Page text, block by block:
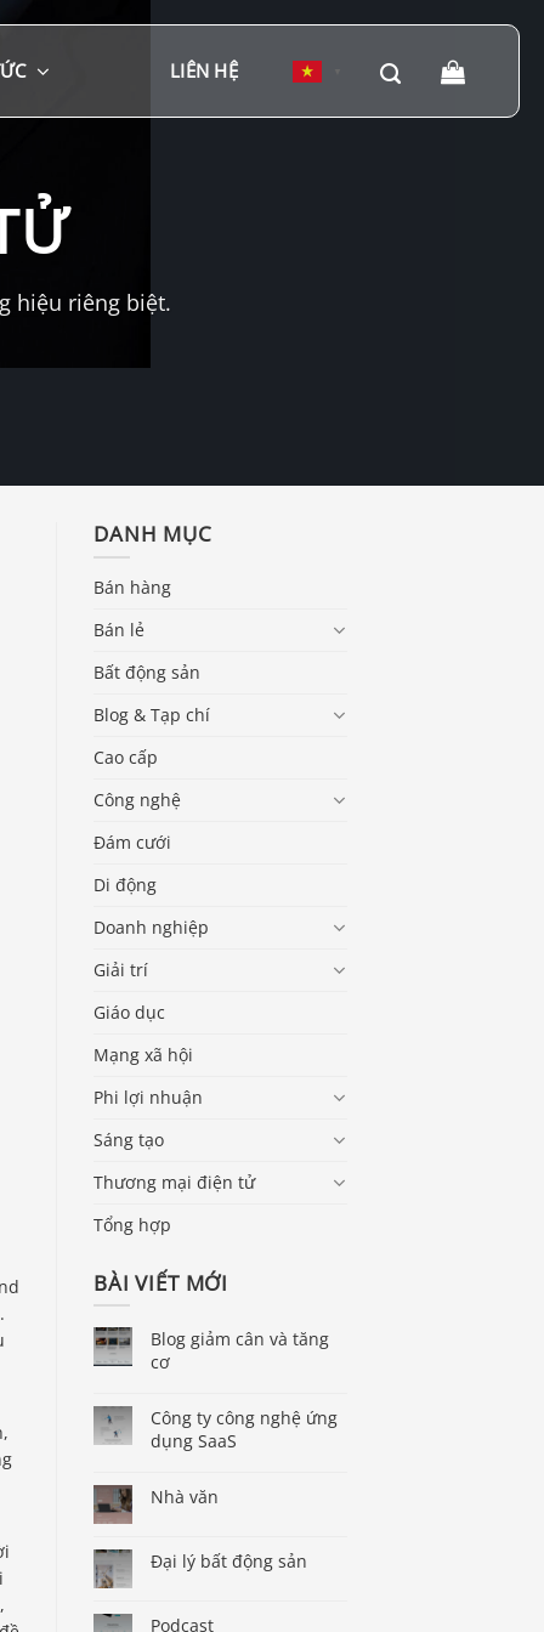
LIÊN HỆ
hiệu riêng biệt.
DANH MỤC
Bán hàng
Bán lẻ
Bất động sản
Blog & Tạp chí
Cao cấp
Công nghệ
Đám cưới
Di động
Doanh nghiệp
Giải trí
Giáo dục
Mạng xã hội
Phi lợi nhuận
Sáng tạo
Thương mại điện tử
Tổng hợp
BÀI VIẾT MỚI
Blog giảm cân và tăng
cơ
Công ty công nghệ ứng
dụng SaaS
Nhà văn
Đại lý bất động sản
Podcast